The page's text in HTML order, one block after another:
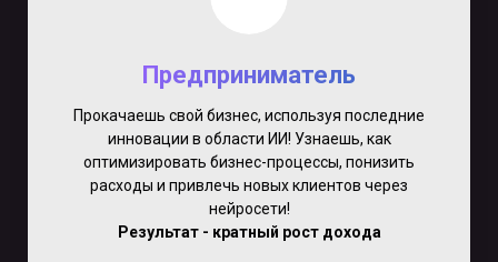
Предприниматель
Прокачаешь свой бизнес, используя последние
инновации в области ИИ! Узнаешь, как
оптимизировать бизнес-процессы, понизить
расходы и привлечь новых клиентов через
нейросети!
Результат - кратный рост дохода